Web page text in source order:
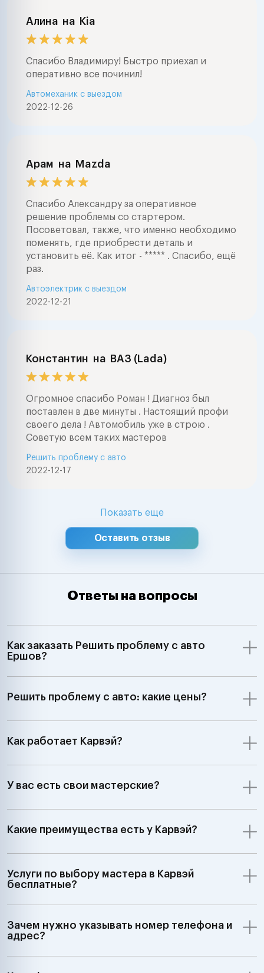
Алина на Kia
Спасибо Владимиру! Быстро приехал и
оперативно все починил!
2022-12-26
Автомеханик с выездом
Арам на Mazda
Спасибо Александру за оперативное
решение проблемы со стартером.
Посоветовал, также, что именно необходимо
поменять, где приобрести деталь и
установить её. Как итог - ***** . Спасибо, ещё
раз.
2022-12-21
Автоэлектрик с выездом
Константин на ВАЗ (Lada)
Огромное спасибо Роман ! Диагноз был
поставлен в две минуты . Настоящий профи
своего дела ! Автомобиль уже в строю .
Советую всем таких мастеров
2022-12-17
Решить проблему с авто
Показать еще
Оставить отзыв
Ответы на вопросы
Как заказать Решить проблему с авто
Ершов?
Решить проблему с авто: какие цены?
Как работает Карвэй?
У вас есть свои мастерские?
Какие преимущества есть у Карвэй?
Услуги по выбору мастера в Карвэй
бесплатные?
Зачем нужно указывать номер телефона и
адрес?